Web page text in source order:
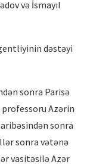
və İsmayıl
dəstəyi
sonra Parisə
professoru Azərin
sonra
sonra vətənə
vasitəsilə Azər